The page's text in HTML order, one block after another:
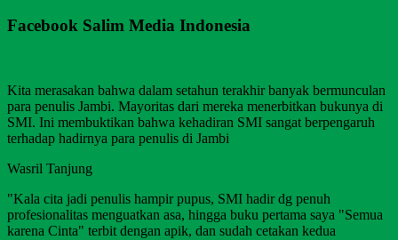
Facebook Salim Media Indonesia
Kita merasakan bahwa dalam setahun terakhir banyak bermunculan
para penulis Jambi. Mayoritas dari mereka menerbitkan bukunya di
SMI. Ini membuktikan bahwa kehadiran SMI sangat berpengaruh
terhadap hadirnya para penulis di Jambi
Wasril Tanjung
"Kala cita jadi penulis hampir pupus, SMI hadir dg penuh
profesionalitas menguatkan asa, hingga buku pertama saya "Semua
karena Cinta" terbit dengan apik, dan sudah cetakan kedua